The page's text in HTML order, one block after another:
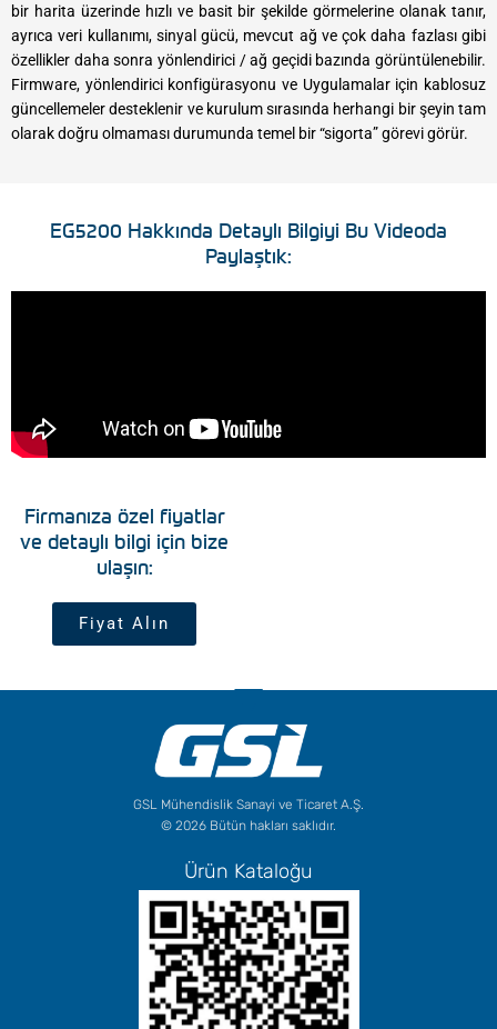
bir harita üzerinde hızlı ve basit bir şekilde görmelerine olanak tanır,
ayrıca veri kullanımı, sinyal gücü, mevcut ağ ve çok daha fazlası gibi
özellikler daha sonra yönlendirici / ağ geçidi bazında görüntülenebilir.
Firmware, yönlendirici konfigürasyonu ve Uygulamalar için kablosuz
güncellemeler desteklenir ve kurulum sırasında herhangi bir şeyin tam
olarak doğru olmaması durumunda temel bir “sigorta” görevi görür.
EG5200 Hakkında Detaylı Bilgiyi Bu Videoda
Paylaştık:
Firmanıza özel fiyatlar
ve detaylı bilgi için bize
ulaşın:
Fiyat Alın
GSL Mühendislik Sanayi ve Ticaret A.Ş.
© 2026 Bütün hakları saklıdır.
Ürün Kataloğu